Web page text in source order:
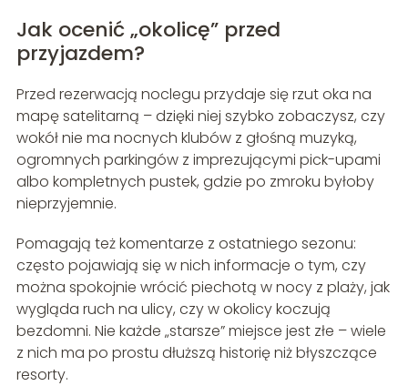
Jak ocenić „okolicę” przed
przyjazdem?
Przed rezerwacją noclegu przydaje się rzut oka na
mapę satelitarną – dzięki niej szybko zobaczysz, czy
wokół nie ma nocnych klubów z głośną muzyką,
ogromnych parkingów z imprezującymi pick-upami
albo kompletnych pustek, gdzie po zmroku byłoby
nieprzyjemnie.
Pomagają też komentarze z ostatniego sezonu:
często pojawiają się w nich informacje o tym, czy
można spokojnie wrócić piechotą w nocy z plaży, jak
wygląda ruch na ulicy, czy w okolicy koczują
bezdomni. Nie każde „starsze” miejsce jest złe – wiele
z nich ma po prostu dłuższą historię niż błyszczące
resorty.